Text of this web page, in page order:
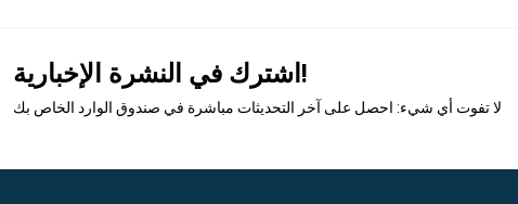
اشترك في النشرة الإخبارية!
لا تفوت أي شيء: احصل على آخر التحديثات مباشرة في صندوق الوارد الخاص بك